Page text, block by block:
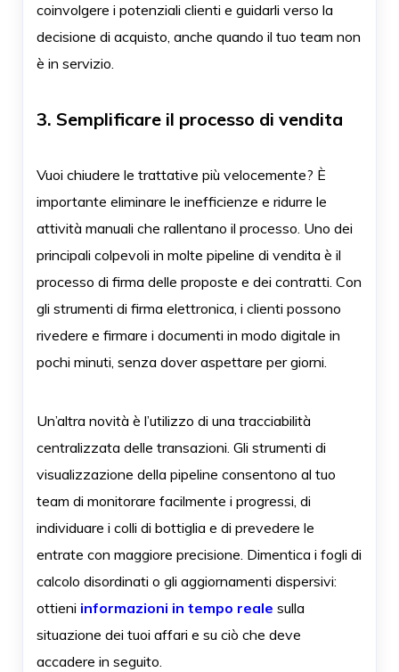
coinvolgere i potenziali clienti e guidarli verso la
decisione di acquisto, anche quando il tuo team non
è in servizio.
3. Semplificare il processo di vendita
Vuoi chiudere le trattative più velocemente? È
importante eliminare le inefficienze e ridurre le
attività manuali che rallentano il processo. Uno dei
principali colpevoli in molte pipeline di vendita è il
processo di firma delle proposte e dei contratti. Con
gli strumenti di firma elettronica, i clienti possono
rivedere e firmare i documenti in modo digitale in
pochi minuti, senza dover aspettare per giorni.
Un’altra novità è l’utilizzo di una tracciabilità
centralizzata delle transazioni. Gli strumenti di
visualizzazione della pipeline consentono al tuo
team di monitorare facilmente i progressi, di
individuare i colli di bottiglia e di prevedere le
entrate con maggiore precisione. Dimentica i fogli di
calcolo disordinati o gli aggiornamenti dispersivi:
ottieni informazioni in tempo reale sulla
situazione dei tuoi affari e su ciò che deve
accadere in seguito.